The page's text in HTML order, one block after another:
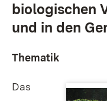
biologischen
und in den
Thematik
Das